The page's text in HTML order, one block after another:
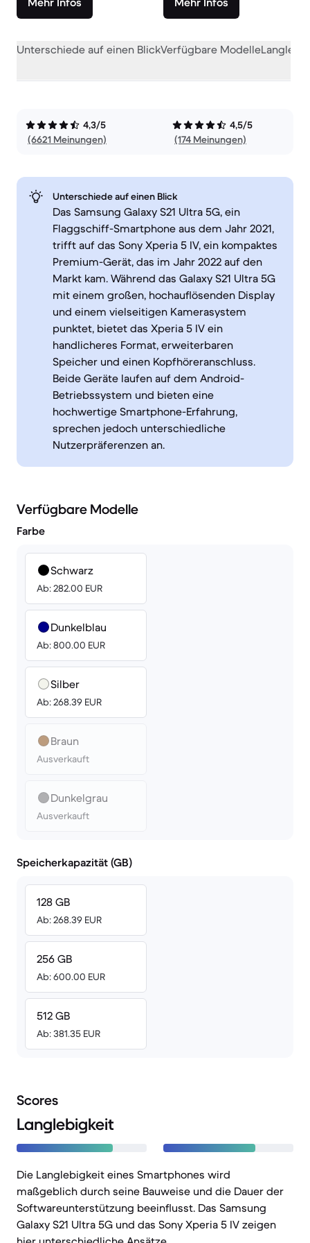
Unterschiede auf einen BlickVerfügbare Modelle
4,3/5
(6621 Meinungen)
4,5/5
(174 Meinungen)
Unterschiede auf einen Blick
Das Samsung Galaxy S21 Ultra 5G, ein
Flaggschiff-Smartphone aus dem Jahr 2021,
trifft auf das Sony Xperia 5 IV, ein kompaktes
Premium-Gerät, das im Jahr 2022 auf den
Markt kam. Während das Galaxy S21 Ultra 5G
mit einem großen, hochauflösenden Display
und einem vielseitigen Kamerasystem
punktet, bietet das Xperia 5 IV ein
handlicheres Format, erweiterbaren
Speicher und einen Kopfhöreranschluss.
Beide Geräte laufen auf dem Android-
Betriebssystem und bieten eine
hochwertige Smartphone-Erfahrung,
sprechen jedoch unterschiedliche
Nutzerpräferenzen an.
Verfügbare Modelle
Farbe
Schwarz
Ab: 282.00 EUR
Dunkelblau
Ab: 800.00 EUR
Silber
Ab: 268.39 EUR
Braun
Ausverkauft
Dunkelgrau
Ausverkauft
Speicherkapazität (GB)
128 GB
Ab: 268.39 EUR
256 GB
Ab: 600.00 EUR
512 GB
Ab: 381.35 EUR
Scores
Langlebigkeit
Die Langlebigkeit eines Smartphones wird
maßgeblich durch seine Bauweise und die Dauer der
Softwareunterstützung beeinflusst. Das Samsung
Galaxy S21 Ultra 5G und das Sony Xperia 5 IV zeigen